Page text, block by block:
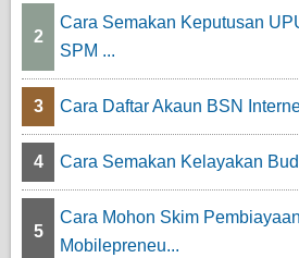
2
Cara Semakan Keputusan
SPM ...
3 Cara Daftar Akaun BSN
4 Cara Semakan Kelayakan
5
Cara Mohon Skim
Mobilepreneu...